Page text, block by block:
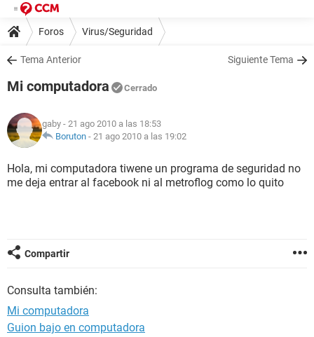
Foros Virus/Seguridad
Tema Anterior Siguiente Tema
Mi computadora Cerrado
gaby - 21 ago 2010 a las 18:53
Boruton - 21 ago 2010 a las 19:02
Hola, mi computadora tiwene un programa de seguridad no
me deja entrar al facebook ni al metroflog como lo quito
Compartir
Consulta también:
Mi computadora
Guion bajo en computadora